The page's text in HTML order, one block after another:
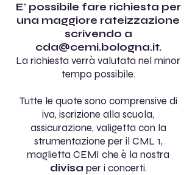
E' possibile fare richiesta per
una maggiore rateizzazione
scrivendo a
cda@cemi.bologna.it.
La richiesta verrà valutata nel minor
tempo possibile.
Tutte le quote sono comprensive di
iva, iscrizione alla scuola,
assicurazione, valigetta con la
strumentazione per il CML 1,
maglietta CEMI che è la nostra
divisa per i concerti.